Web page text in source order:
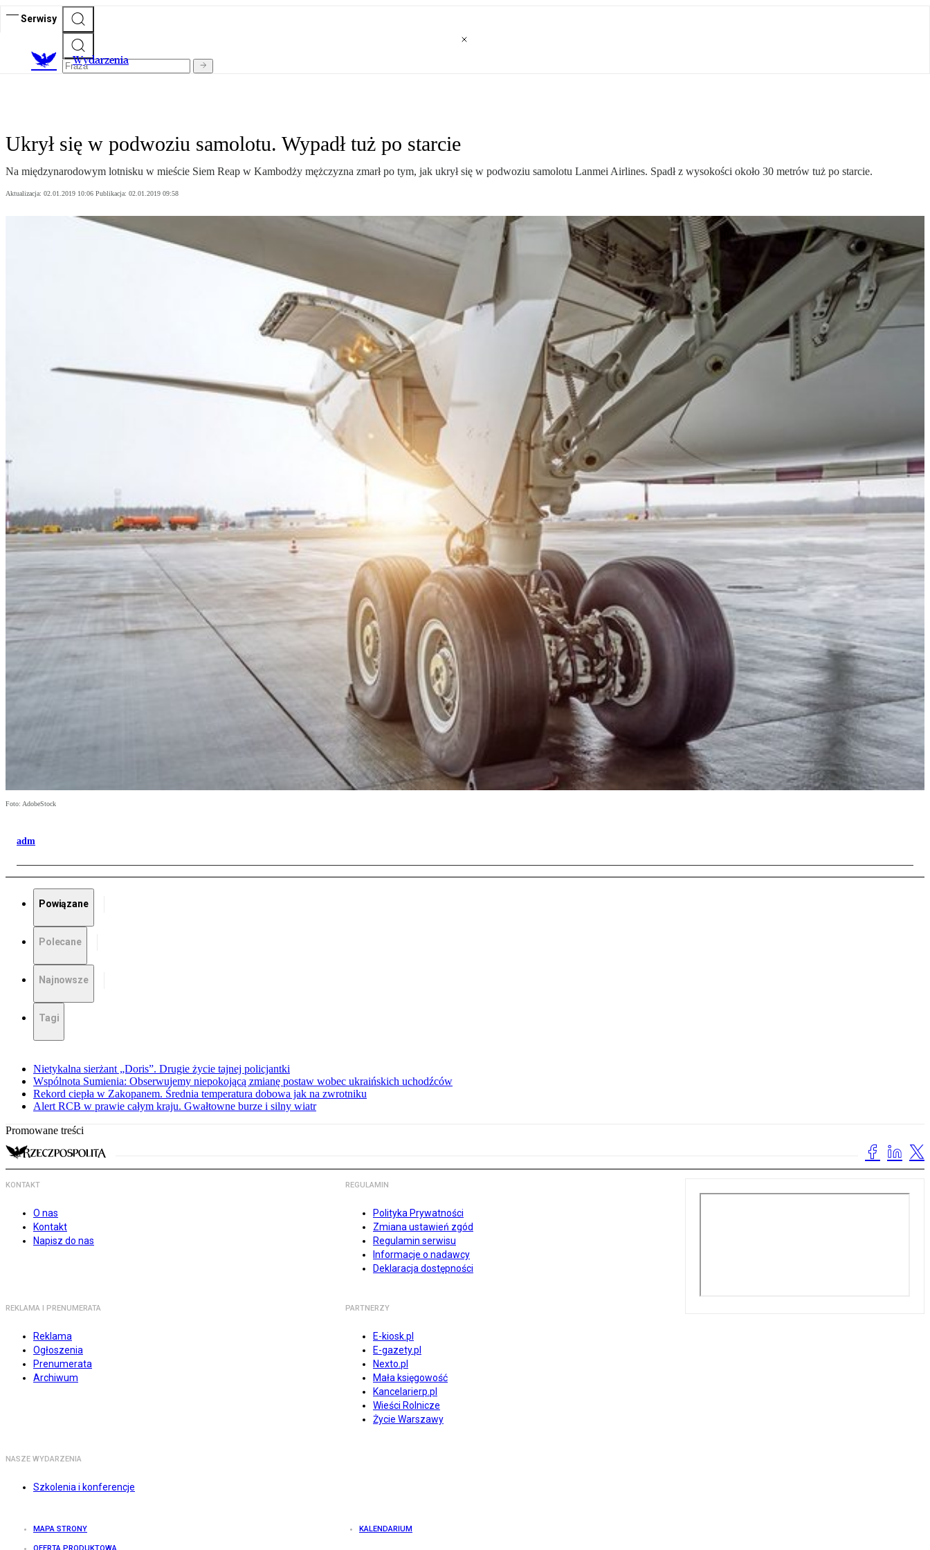
Serwisy
Wydarzenia
Ukrył się w podwoziu samolotu. Wypadł tuż po starcie
Na międzynarodowym lotnisku w mieście Siem Reap w Kambodży mężczyzna zmarł po tym, jak ukrył się w podwoziu samolotu Lanmei Airlines. Spadł z wysokości około 30 metrów tuż po starcie.
Aktualizacja: 02.01.2019 10:06 Publikacja: 02.01.2019 09:58
Foto: AdobeStock
adm
Powiązane
Polecane
Najnowsze
Tagi
Nietykalna sierżant „Doris”. Drugie życie tajnej policjantki
Wspólnota Sumienia: Obserwujemy niepokojącą zmianę postaw wobec ukraińskich uchodźców
Rekord ciepła w Zakopanem. Średnia temperatura dobowa jak na zwrotniku
Alert RCB w prawie całym kraju. Gwałtowne burze i silny wiatr
Promowane treści
KONTAKT
O nas
Kontakt
Napisz do nas
REGULAMIN
Polityka Prywatności
Zmiana ustawień zgód
Regulamin serwisu
Informacje o nadawcy
Deklaracja dostępności
REKLAMA I PRENUMERATA
Reklama
Ogłoszenia
Prenumerata
Archiwum
PARTNERZY
E-kiosk.pl
E-gazety.pl
Nexto.pl
Mała księgowość
Kancelarierp.pl
Wieści Rolnicze
Życie Warszawy
NASZE WYDARZENIA
Szkolenia i konferencje
MAPA STRONY KALENDARIUM